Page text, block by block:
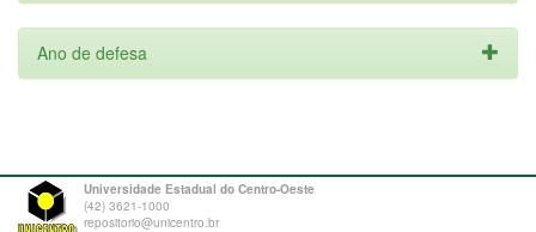
Ano de defesa
Universidade Estadual do Centro-Oeste
(42) 3621-1000
repositorio@unicentro.br